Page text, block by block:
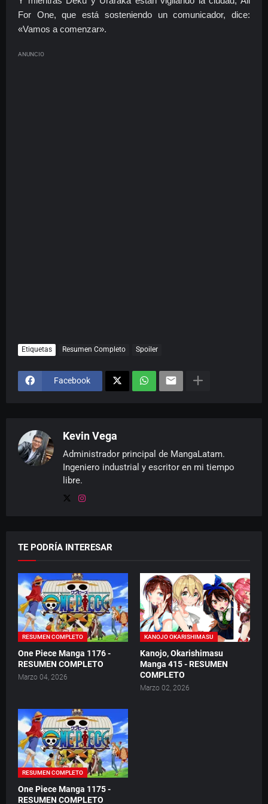
For One, que está sosteniendo un comunicador, dice:
«Vamos a comenzar».
ANUNCIO
Etiquetas Resumen Completo Spoiler
Facebook
Kevin Vega
Administrador principal de MangaLatam.
Ingeniero industrial y escritor en mi tiempo
libre.
TE PODRÍA INTERESAR
RESUMEN COMPLETO
One Piece Manga 1176 -
RESUMEN COMPLETO
Marzo 04, 2026
KANOJO OKARISHIMASU
Kanojo, Okarishimasu
Manga 415 - RESUMEN
COMPLETO
Marzo 02, 2026
RESUMEN COMPLETO
One Piece Manga 1175 -
RESUMEN COMPLETO